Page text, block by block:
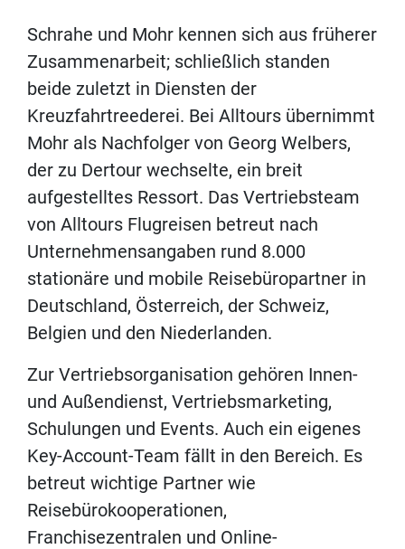
Schrahe und Mohr kennen sich aus früherer
Zusammenarbeit; schließlich standen
beide zuletzt in Diensten der
Kreuzfahrtreederei. Bei Alltours übernimmt
Mohr als Nachfolger von Georg Welbers,
der zu Dertour wechselte, ein breit
aufgestelltes Ressort. Das Vertriebsteam
von Alltours Flugreisen betreut nach
Unternehmensangaben rund 8.000
stationäre und mobile Reisebüropartner in
Deutschland, Österreich, der Schweiz,
Belgien und den Niederlanden.
Zur Vertriebsorganisation gehören Innen-
und Außendienst, Vertriebsmarketing,
Schulungen und Events. Auch ein eigenes
Key-Account-Team fällt in den Bereich. Es
betreut wichtige Partner wie
Reisebürokooperationen,
Franchisezentralen und Online-